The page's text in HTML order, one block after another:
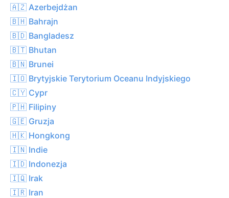
🇦🇿 Azerbejdżan
🇧🇭 Bahrajn
🇧🇩 Bangladesz
🇧🇹 Bhutan
🇧🇳 Brunei
🇮🇴 Brytyjskie Terytorium Oceanu Indyjskiego
🇨🇾 Cypr
🇵🇭 Filipiny
🇬🇪 Gruzja
🇭🇰 Hongkong
🇮🇳 Indie
🇮🇩 Indonezja
🇮🇶 Irak
🇮🇷 Iran